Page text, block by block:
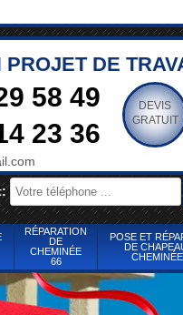
PROJET DE
58 49
23 36
DEVIS
GRATUIT
RÉPARATION
DE
CHEMINÉE
66
POSE ET
DE